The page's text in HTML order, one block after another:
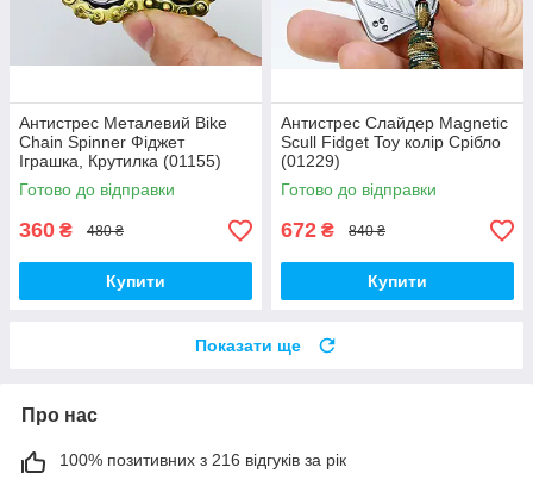
Антистрес Металевий Bike
Chain Spinner Фіджет
Іграшка, Крутилка (01155)
Готово до відправки
360 ₴ 480 ₴
Купити
Антистрес Слайдер Magnetic
Scull Fidget Toy колір Срібло
(01229)
Готово до відправки
672 ₴ 840 ₴
Купити
Показати ще
Про нас
100% позитивних з 216 відгуків за рік